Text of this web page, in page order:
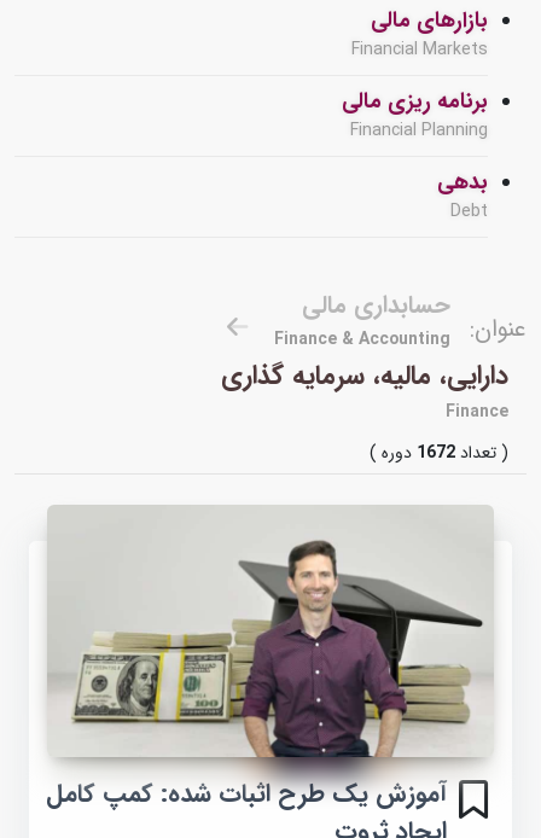
بازارهای مالی
Financial Markets
برنامه ریزی مالی
Financial Planning
بدهی
Debt
عنوان:
حسابداری مالی
Finance & Accounting
دارایی، مالیه، سرمایه گذاری
Finance
( تعداد1672 دوره )
آموزش یک طرح اثبات شده: کمپ کامل